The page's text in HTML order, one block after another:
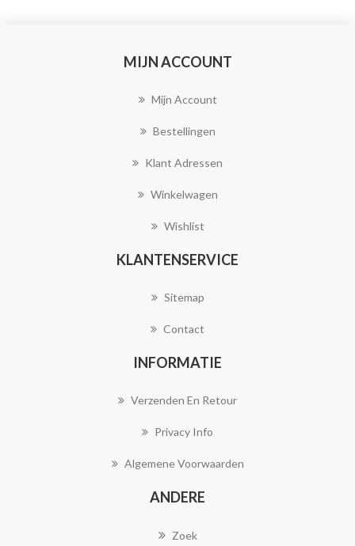
MIJN ACCOUNT
Mijn Account
Bestellingen
Klant Adressen
Winkelwagen
Wishlist
KLANTENSERVICE
Sitemap
Contact
INFORMATIE
Verzenden En Retour
Privacy Info
Algemene Voorwaarden
ANDERE
Zoek